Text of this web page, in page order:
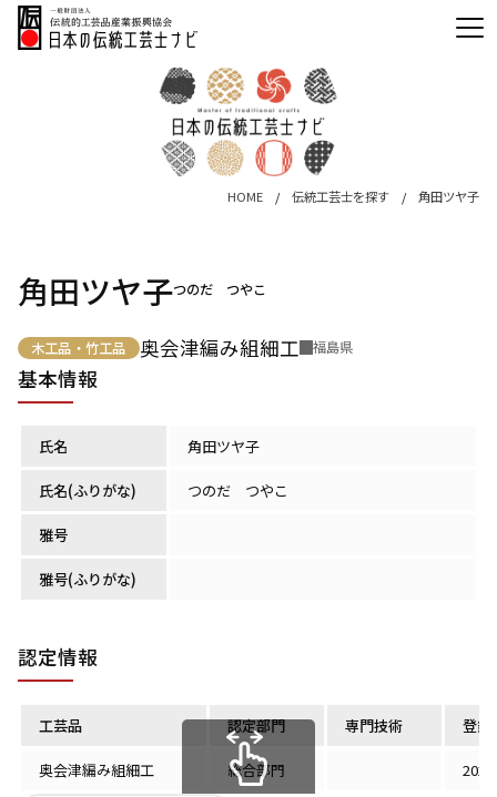
HOME 伝統工芸士を探す 角田ツヤ子
角田ツヤ子つのだ つやこ
木工品・竹工品 奥会津編み組細工 福島県
基本情報
氏名 角田ツヤ子
氏名(ふりがな) つのだ つやこ
雅号
雅号(ふりがな)
認定情報
工芸品 認定部門 専門技術 登録
奥会津編み組細工 総合部門